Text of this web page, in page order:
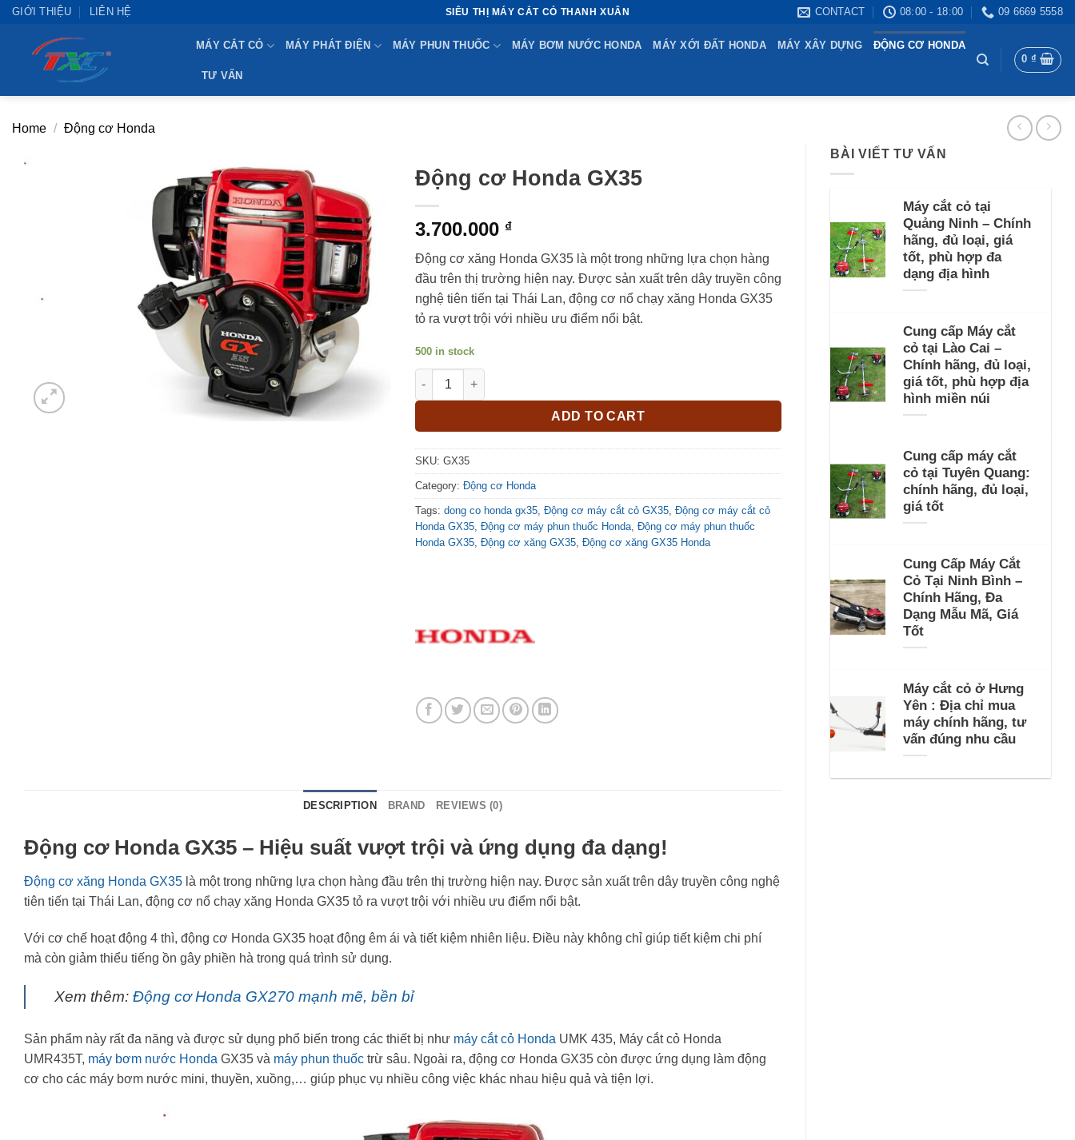
Skip
content
GIỚI THIỆU LIÊN HỆ SIÊU THỊ MÁY CẮT CỎ THANH XUÂN CONTACT 08:00 - 18:00 09 6669 5558
MÁY CẮT CỎ MÁY PHÁT ĐIỆN MÁY PHUN THUỐC MÁY BƠM NƯỚC HONDA MÁY XỚI ĐẤT HONDA MÁY XÂY DỰNG ĐỘNG CƠ HONDA
TƯ VẤN
0 ₫
Home / Động cơ Honda
BÀI VIẾT TƯ VẤN
Máy cắt cỏ tại
Quảng Ninh – Chính
hãng, đủ loại, giá
tốt, phù hợp đa
dạng địa hình
Cung cấp Máy cắt
cỏ tại Lào Cai –
Chính hãng, đủ loại,
giá tốt, phù hợp địa
hình miền núi
Cung cấp máy cắt
cỏ tại Tuyên Quang:
chính hãng, đủ loại,
giá tốt
Cung Cấp Máy Cắt
Cỏ Tại Ninh Bình –
Chính Hãng, Đa
Dạng Mẫu Mã, Giá
Tốt
Máy cắt cỏ ở Hưng
Yên : Địa chỉ mua
máy chính hãng, tư
vấn đúng nhu cầu
Động cơ Honda GX35
3.700.000 ₫
Động cơ xăng Honda GX35 là một trong những lựa chọn hàng
đầu trên thị trường hiện nay. Được sản xuất trên dây truyền công
nghệ tiên tiến tại Thái Lan, động cơ nổ chạy xăng Honda GX35
tỏ ra vượt trội với nhiều ưu điểm nổi bật.
500 in stock
Động cơ Honda GX35 quantity
ADD TO CART
SKU: GX35
Category: Động cơ Honda
Tags: dong co honda gx35, Động cơ máy cắt cỏ GX35, Động cơ máy cắt cỏ
Honda GX35, Động cơ máy phun thuốc Honda, Động cơ máy phun thuốc
Honda GX35, Động cơ xăng GX35, Động cơ xăng GX35 Honda
DESCRIPTION BRAND REVIEWS (0)
Động cơ Honda GX35 – Hiệu suất vượt trội và ứng dụng đa dạng!
Động cơ xăng Honda GX35 là một trong những lựa chọn hàng đầu trên thị trường hiện nay. Được sản xuất trên dây truyền công nghệ
tiên tiến tại Thái Lan, động cơ nổ chạy xăng Honda GX35 tỏ ra vượt trội với nhiều ưu điểm nổi bật.
Với cơ chế hoạt động 4 thì, động cơ Honda GX35 hoạt động êm ái và tiết kiệm nhiên liệu. Điều này không chỉ giúp tiết kiệm chi phí
mà còn giảm thiểu tiếng ồn gây phiền hà trong quá trình sử dụng.
Xem thêm: Động cơ Honda GX270 mạnh mẽ, bền bỉ
Sản phẩm này rất đa năng và được sử dụng phổ biến trong các thiết bị như máy cắt cỏ Honda UMK 435, Máy cắt cỏ Honda
UMR435T, máy bơm nước Honda GX35 và máy phun thuốc trừ sâu. Ngoài ra, động cơ Honda GX35 còn được ứng dụng làm động
cơ cho các máy bơm nước mini, thuyền, xuồng,… giúp phục vụ nhiều công việc khác nhau hiệu quả và tiện lợi.